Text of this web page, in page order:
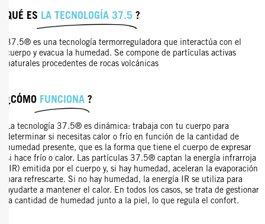
QUÉ ES LA TECNOLOGÍA 37.5 ?
37.5® es una tecnología termorreguladora que interactúa con el
cuerpo y evacua la humedad. Se compone de partículas activas
naturales procedentes de rocas volcánicas
¿CÓMO FUNCIONA ?
La tecnología 37.5® es dinámica: trabaja con tu cuerpo para
determinar si necesitas calor o frío en función de la cantidad de
humedad presente, que es la forma que tiene el cuerpo de expresar
si hace frío o calor. Las partículas 37.5® captan la energía infrarroja
(IR) emitida por el cuerpo y, si hay humedad, aceleran la evaporación
para refrescarte. Si no hay humedad, la energía IR se utiliza para
ayudarte a mantener el calor. En todos los casos, se trata de gestionar
la cantidad de humedad junto a la piel, lo que regula el confort.